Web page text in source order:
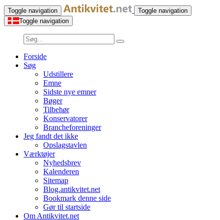
Toggle navigation
Toggle navigation
Toggle navigation
Forside
Søg
Udstillere
Emne
Sidste nye emner
Bøger
Tilbehør
Konservatorer
Brancheforeninger
Jeg fandt det ikke
Opslagstavlen
Værktøjer
Nyhedsbrev
Kalenderen
Sitemap
Blog.antikvitet.net
Bookmark denne side
Gør til startside
Om Antikvitet.net